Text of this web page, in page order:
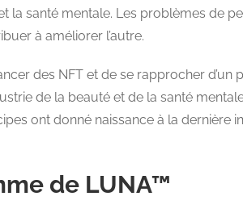
la santé mentale. Les problèmes de
à améliorer l’autre.
des NFT et de se rapprocher
de la beauté et de la santé
ont donné naissance à la
de LUNA™